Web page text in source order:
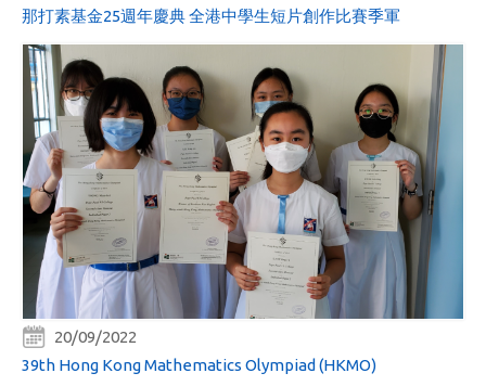
那打素基金25週年慶典 全港中學生短片創作比賽季軍
20/09/2022
39th Hong Kong Mathematics Olympiad (HKMO)